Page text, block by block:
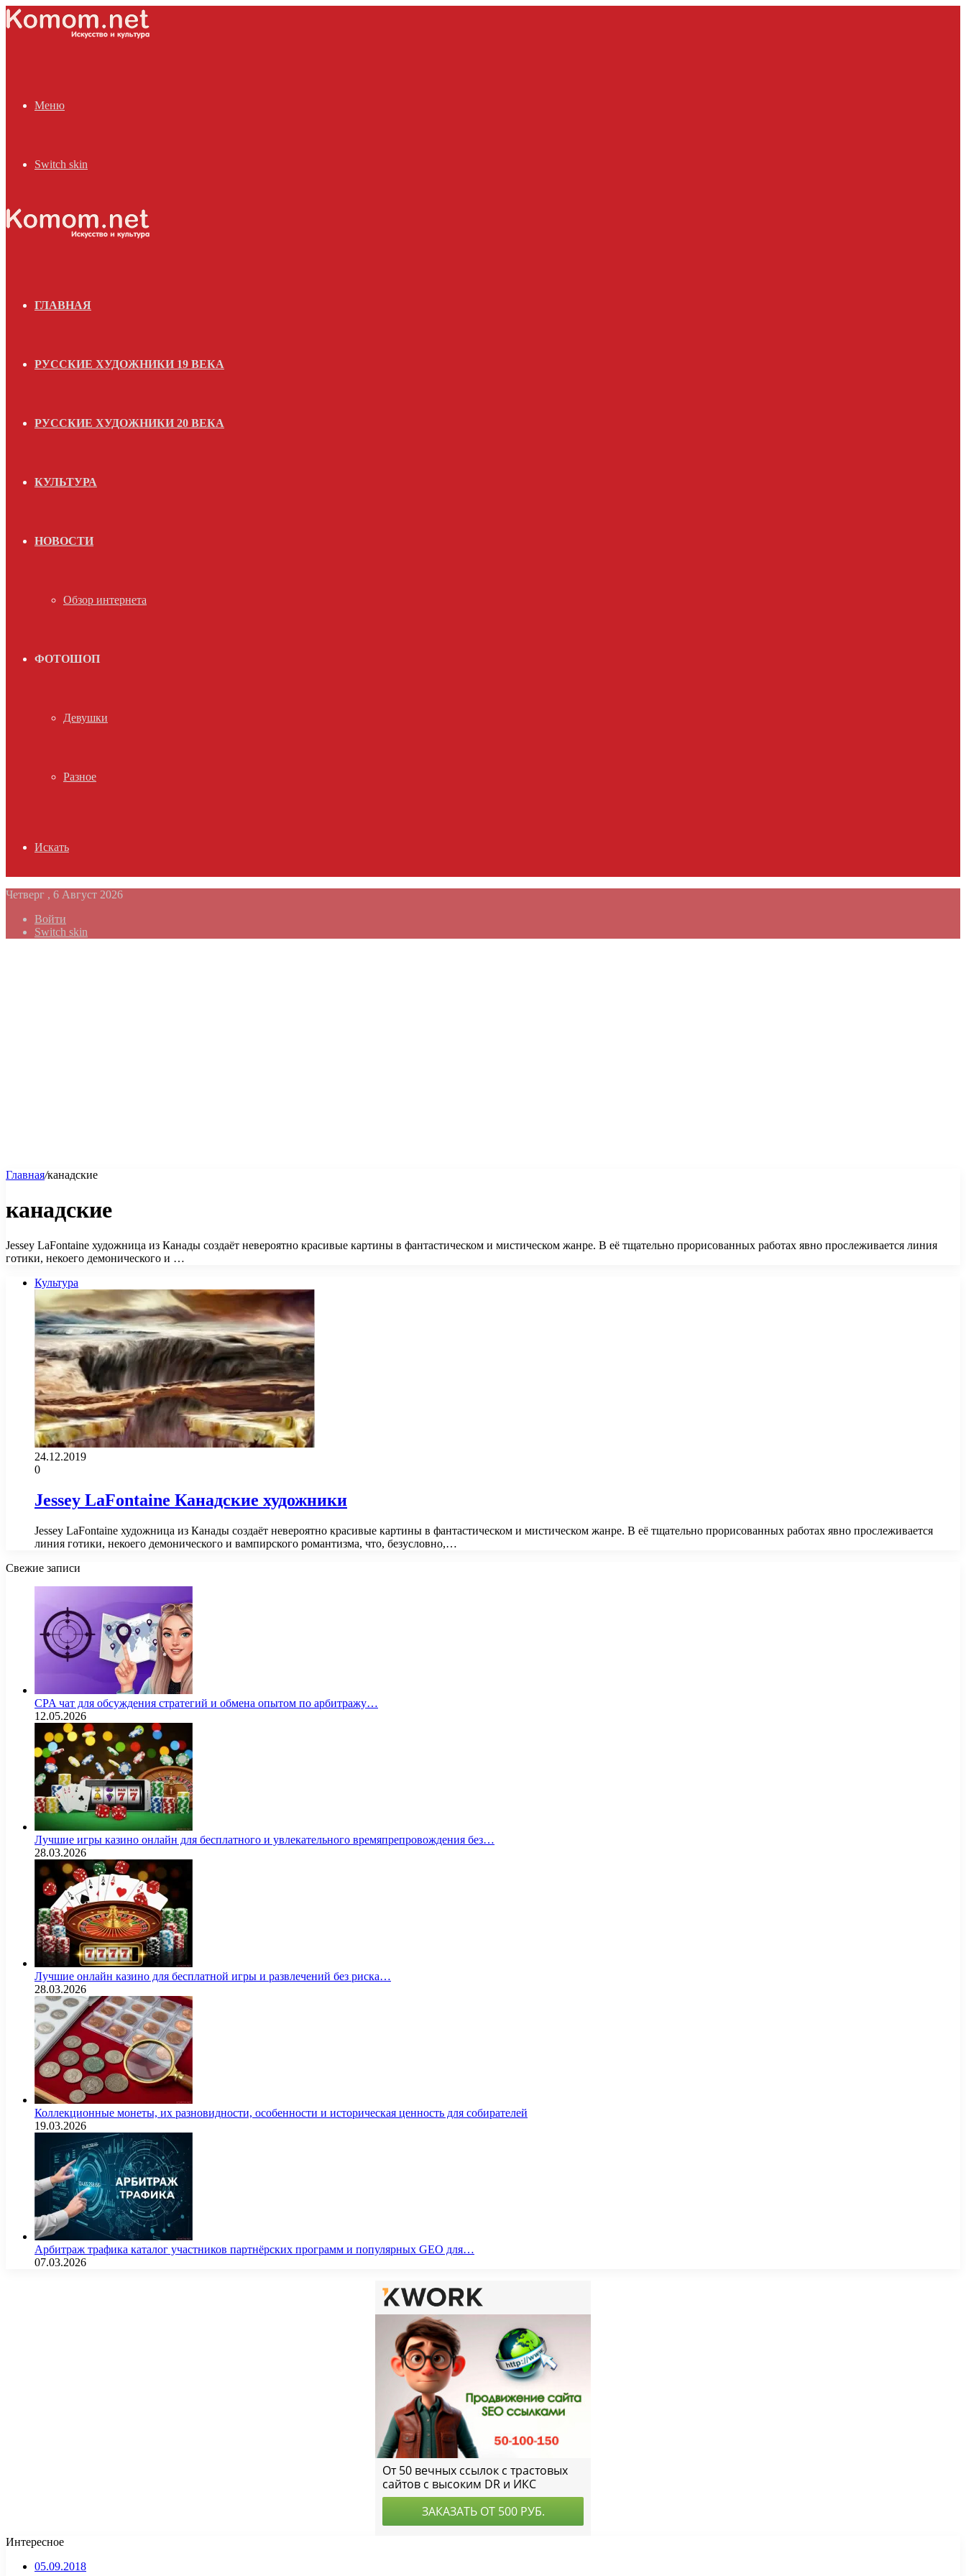
Меню
Switch skin
ГЛАВНАЯ
РУССКИЕ ХУДОЖНИКИ 19 ВЕКА
РУССКИЕ ХУДОЖНИКИ 20 ВЕКА
КУЛЬТУРА
НОВОСТИ
Обзор интернета
ФОТОШОП
Девушки
Разное
Искать
Четверг , 6 Август 2026
Войти
Switch skin
Главная/канадские
канадские
Jessey LaFontaine художница из Канады создаёт невероятно красивые картины в фантастическом и мистическом жанре. В её тщательно прорисованных работах явно прослеживается линия
готики, некоего демонического и …
Культура
24.12.2019
0
Jessey LaFontaine Канадские художники
Jessey LaFontaine художница из Канады создаёт невероятно красивые картины в фантастическом и мистическом жанре. В её тщательно прорисованных работах явно прослеживается
линия готики, некоего демонического и вампирского романтизма, что, безусловно,…
Свежие записи
CPA чат для обсуждения стратегий и обмена опытом по арбитражу…
12.05.2026
Лучшие игры казино онлайн для бесплатного и увлекательного времяпрепровождения без…
28.03.2026
Лучшие онлайн казино для бесплатной игры и развлечений без риска…
28.03.2026
Коллекционные монеты, их разновидности, особенности и историческая ценность для собирателей
19.03.2026
Арбитраж трафика каталог участников партнёрских программ и популярных GEO для…
07.03.2026
Интересное
05.09.2018